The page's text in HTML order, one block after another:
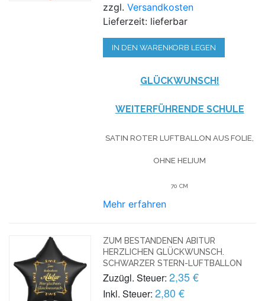
zzgl.Versandkosten
Lieferzeit: lieferbar
IN DEN WARENKORB LEGEN
GLÜCKWUNSCH!
WEITERFÜHRENDE SCHULE
SATIN ROTER LUFTBALLON AUS FOLIE,
OHNE HELIUM
70 CM
Mehr erfahren
ZUM BESTANDENEN ABITUR
HERZLICHEN GLÜCKWUNSCH.
SCHWARZER STERN-LUFTBALLON
Zuzügl. Steuer: 2,35 €
Inkl. Steuer: 2,80 €